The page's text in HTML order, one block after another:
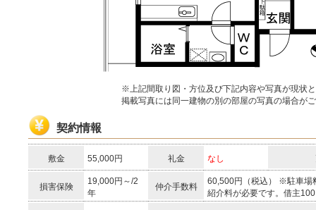
※上記間取り図・方位及び下記内容や写真が現状
掲載写真には同一建物の別の部屋の写真の場合が
契約情報
敷金 55,000円 礼金 なし
損害保険
19,000円～/2
年
仲介手数料
60,500円（税込） ※駐車場
紹介料が必要です。借主